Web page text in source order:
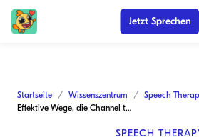
Jetzt Sprechen
Startseite Wissenszentrum
Speech
Effektive Wege, die Channel to Words Sprachtherapie zu meistern
SPEECH